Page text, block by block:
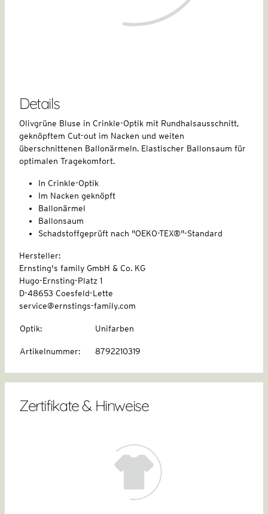
Details
Olivgrüne Bluse in Crinkle-Optik mit Rundhalsausschnitt,
geknöpftem Cut-out im Nacken und weiten
überschnittenen Ballonärmeln. Elastischer Ballonsaum für
optimalen Tragekomfort.
In Crinkle-Optik
Im Nacken geknöpft
Ballonärmel
Ballonsaum
Schadstoffgeprüft nach "OEKO-TEX®"-Standard
Hersteller:
Ernsting's family GmbH & Co. KG
Hugo-Ernsting-Platz 1
D-48653 Coesfeld-Lette
service@ernstings-family.com
Optik: Unifarben
Artikelnummer: 8792210319
Zertifikate & Hinweise